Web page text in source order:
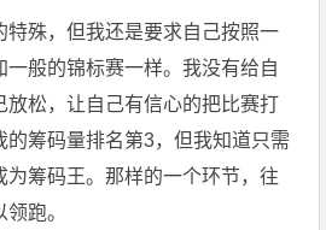
特殊，但我还是要求自己按照一
一般的锦标赛一样。我没有给自
放松，让自己有信心的把比赛打
的筹码量排名第3，但我知道只需
为筹码王。那样的一个环节，往
跑。